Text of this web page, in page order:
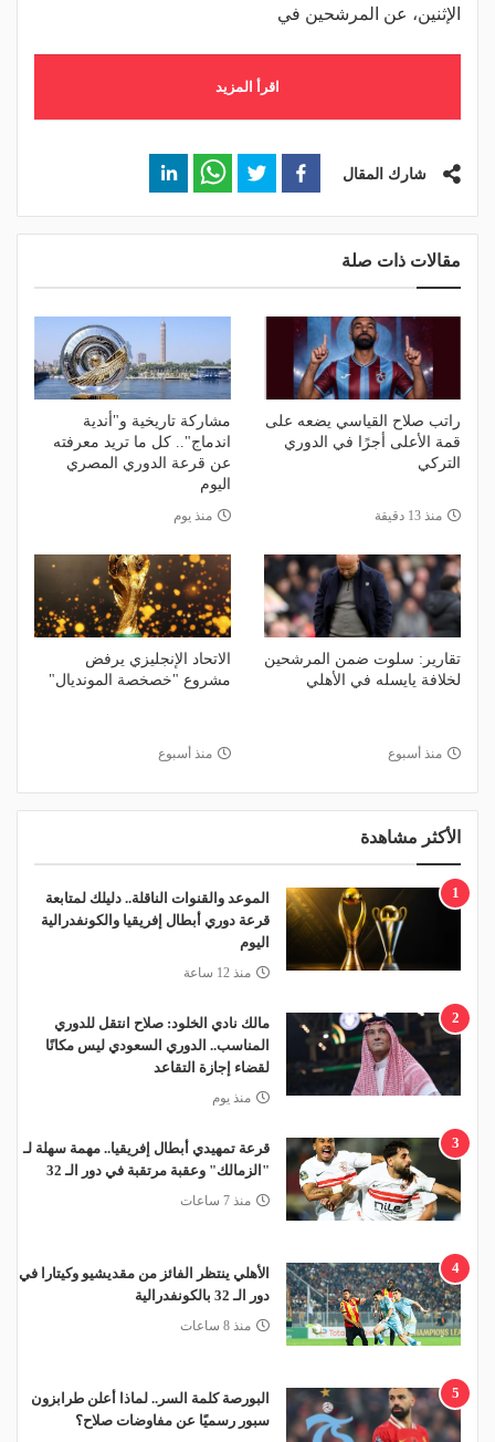
الإثنين، عن المرشحين في
اقرأ المزيد
شارك المقال
مقالات ذات صلة
راتب صلاح القياسي يضعه على
قمة الأعلى أجرًا في الدوري
التركي
منذ 13 دقيقة
مشاركة تاريخية و"أندية
اندماج".. كل ما تريد معرفته
عن قرعة الدوري المصري
اليوم
منذ يوم
تقارير: سلوت ضمن المرشحين
لخلافة يايسله في الأهلي
منذ أسبوع
الاتحاد الإنجليزي يرفض
مشروع "خصخصة المونديال"
منذ أسبوع
الأكثر مشاهدة
1
الموعد والقنوات الناقلة.. دليلك لمتابعة
قرعة دوري أبطال إفريقيا والكونفدرالية
اليوم
منذ 12 ساعة
2
مالك نادي الخلود: صلاح انتقل للدوري
المناسب.. الدوري السعودي ليس مكانًا
لقضاء إجازة التقاعد
منذ يوم
3
قرعة تمهيدي أبطال إفريقيا.. مهمة سهلة لـ
"الزمالك" وعقبة مرتقبة في دور الـ 32
منذ 7 ساعات
4
الأهلي ينتظر الفائز من مقديشيو وكيتارا في
دور الـ 32 بالكونفدرالية
منذ 8 ساعات
5
البورصة كلمة السر.. لماذا أعلن طرابزون
سبور رسميًا عن مفاوضات صلاح؟